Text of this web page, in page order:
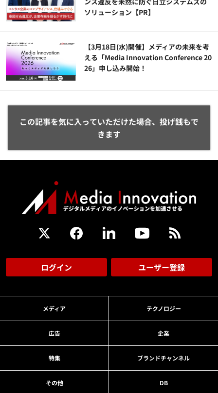
ソリューション​【PR】
【3月18日(水)開催】メディアの未来を考
える「Media Innovation Conference 20
26」申し込み開始！
この記事を気に入っていただけた場合、投げ銭もで
きます
ログイン ユーザー登録
メディア テクノロジー
広告 企業
特集 ブランドチャンネル
その他 DB